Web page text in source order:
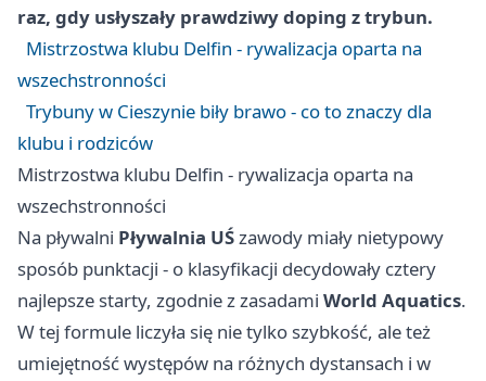
raz, gdy usłyszały prawdziwy doping z trybun.
Mistrzostwa klubu Delfin - rywalizacja oparta na
wszechstronności
Trybuny w Cieszynie biły brawo - co to znaczy dla
klubu i rodziców
Mistrzostwa klubu Delfin - rywalizacja oparta na
wszechstronności
Na pływalni Pływalnia UŚzawody miały nietypowy
sposób punktacji - o klasyfikacji decydowały cztery
najlepsze starty, zgodnie z zasadami World Aquatics.
W tej formule liczyła się nie tylko szybkość, ale też
umiejętność występów na różnych dystansach i w